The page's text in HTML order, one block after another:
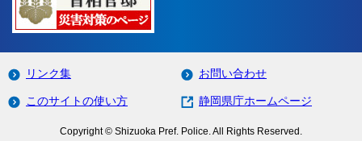
リンク集 お問い合わせ
このサイトの使い方 静岡県庁ホームページ
Copyright © Shizuoka Pref. Police. All Rights Reserved.